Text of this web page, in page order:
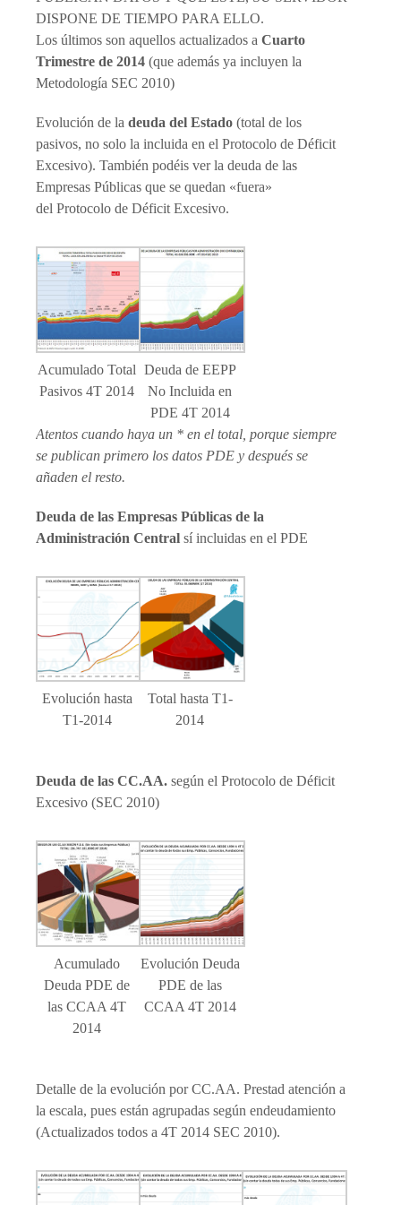
DISPONE DE TIEMPO PARA ELLO.
Los últimos son aquellos actualizados a Cuarto
Trimestre de 2014 (que además ya incluyen la
Metodología SEC 2010)
Evolución de la deuda del Estado (total de los
pasivos, no solo la incluida en el Protocolo de Déficit
Excesivo). También podéis ver la deuda de las
Empresas Públicas que se quedan «fuera»
del Protocolo de Déficit Excesivo.
Acumulado Total
Pasivos 4T 2014
Deuda de EEPP
No Incluida en
PDE 4T 2014
Atentos cuando haya un * en el total, porque siempre
se publican primero los datos PDE y después se
añaden el resto.
Deuda de las Empresas Públicas de la
Administración Central sí incluidas en el PDE
Evolución hasta
T1-2014
Total hasta T1-
2014
Deuda de las CC.AA. según el Protocolo de Déficit
Excesivo (SEC 2010)
Acumulado
Deuda PDE de
las CCAA 4T
2014
Evolución Deuda
PDE de las
CCAA 4T 2014
Detalle de la evolución por CC.AA. Prestad atención a
la escala, pues están agrupadas según endeudamiento
(Actualizados todos a 4T 2014 SEC 2010).